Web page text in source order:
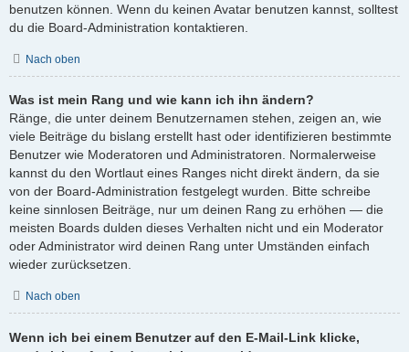
benutzen können. Wenn du keinen Avatar benutzen kannst, solltest
du die Board-Administration kontaktieren.
Nach oben
Was ist mein Rang und wie kann ich ihn ändern?
Ränge, die unter deinem Benutzernamen stehen, zeigen an, wie
viele Beiträge du bislang erstellt hast oder identifizieren bestimmte
Benutzer wie Moderatoren und Administratoren. Normalerweise
kannst du den Wortlaut eines Ranges nicht direkt ändern, da sie
von der Board-Administration festgelegt wurden. Bitte schreibe
keine sinnlosen Beiträge, nur um deinen Rang zu erhöhen — die
meisten Boards dulden dieses Verhalten nicht und ein Moderator
oder Administrator wird deinen Rang unter Umständen einfach
wieder zurücksetzen.
Nach oben
Wenn ich bei einem Benutzer auf den E-Mail-Link klicke,